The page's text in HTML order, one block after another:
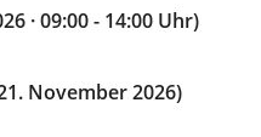
· 09:00 - 14:00 Uhr)
November 2026)